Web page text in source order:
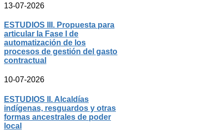
13-07-2026
ESTUDIOS III. Propuesta para
articular la Fase I de
automatización de los
procesos de gestión del gasto
contractual
10-07-2026
ESTUDIOS II. Alcaldías
indígenas, resguardos y otras
formas ancestrales de poder
local